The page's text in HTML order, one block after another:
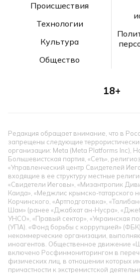
Происшествия
Технологии
Культура
Общество
18+
Редакция обращает внимание, что в
запрещены следующие
организации: Meta (Meta Platforms Inc),
Большевистская партия, «Сеть»,
«Управленческий центр Свидетелей
входящие в ее структуру местные
«Свидетели Иеговы», «Мизантропик
Каида», «Меджлис крымско-татарского
Корчинского, «Артподготовка»,
Шам» (ранее «Джабхат ан-Нусра»,
УНСО», «Правый сектор», «Украинская
(УПА). «Фонд борьбы с коррупцией»
некоммерческие организации,
иноагентов. Общественное движение
включено Росфинмониторингом в
физических лиц, в отношении которых
причастности к экстремистской